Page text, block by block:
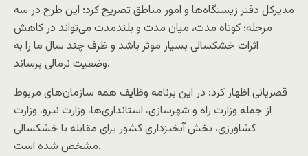
مدیرکل دفتر زیستگاه‌ها و امور مناطق تصریح کرد: این طرح در سه
مرحله؛ کوتاه مدت، میان مدت و بلندمدت می‌تواند در کاهش
اثرات خشکسالی بسیار موثر باشد و ظرف چند سال ما را به
وضعیت نرمالی برساند.
قصریانی اظهار کرد: در این برنامه وظایف همه سازمان‌های مربوط
از جمله وزارت راه و شهرسازی، استانداری‌ها، وزارت نیرو، وزارت
کشاورزی، بخش آبخیزداری کشور برای مقابله با خشکسالی
مشخص شده است.